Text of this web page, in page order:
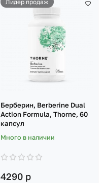
Лидер продаж
Берберин, Berberine Dual
Action Formula, Thorne, 60
капсул
Много в наличии
4290 р